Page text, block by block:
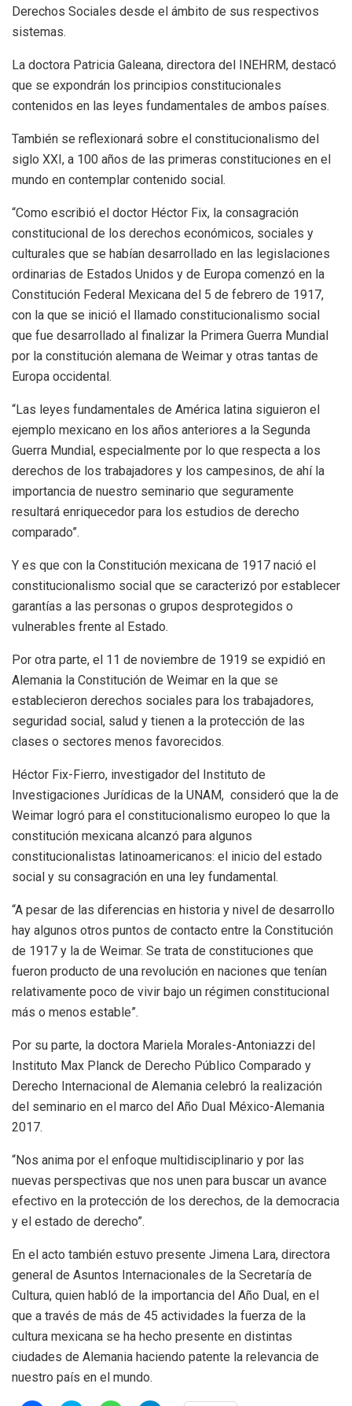
Derechos Sociales desde el ámbito de sus respectivos
sistemas.
La doctora Patricia Galeana, directora del INEHRM, destacó
que se expondrán los principios constitucionales
contenidos en las leyes fundamentales de ambos países.
También se reflexionará sobre el constitucionalismo del
siglo XXI, a 100 años de las primeras constituciones en el
mundo en contemplar contenido social.
“Como escribió el doctor Héctor Fix, la consagración
constitucional de los derechos económicos, sociales y
culturales que se habían desarrollado en las legislaciones
ordinarias de Estados Unidos y de Europa comenzó en la
Constitución Federal Mexicana del 5 de febrero de 1917,
con la que se inició el llamado constitucionalismo social
que fue desarrollado al finalizar la Primera Guerra Mundial
por la constitución alemana de Weimar y otras tantas de
Europa occidental.
“Las leyes fundamentales de América latina siguieron el
ejemplo mexicano en los años anteriores a la Segunda
Guerra Mundial, especialmente por lo que respecta a los
derechos de los trabajadores y los campesinos, de ahí la
importancia de nuestro seminario que seguramente
resultará enriquecedor para los estudios de derecho
comparado”.
Y es que con la Constitución mexicana de 1917 nació el
constitucionalismo social que se caracterizó por establecer
garantías a las personas o grupos desprotegidos o
vulnerables frente al Estado.
Por otra parte, el 11 de noviembre de 1919 se expidió en
Alemania la Constitución de Weimar en la que se
establecieron derechos sociales para los trabajadores,
seguridad social, salud y tienen a la protección de las
clases o sectores menos favorecidos.
Héctor Fix-Fierro, investigador del Instituto de
Investigaciones Jurídicas de la UNAM, consideró que la de
Weimar logró para el constitucionalismo europeo lo que la
constitución mexicana alcanzó para algunos
constitucionalistas latinoamericanos: el inicio del estado
social y su consagración en una ley fundamental.
“A pesar de las diferencias en historia y nivel de desarrollo
hay algunos otros puntos de contacto entre la Constitución
de 1917 y la de Weimar. Se trata de constituciones que
fueron producto de una revolución en naciones que tenían
relativamente poco de vivir bajo un régimen constitucional
más o menos estable”.
Por su parte, la doctora Mariela Morales-Antoniazzi del
Instituto Max Planck de Derecho Público Comparado y
Derecho Internacional de Alemania celebró la realización
del seminario en el marco del Año Dual México-Alemania
2017.
“Nos anima por el enfoque multidisciplinario y por las
nuevas perspectivas que nos unen para buscar un avance
efectivo en la protección de los derechos, de la democracia
y el estado de derecho”.
En el acto también estuvo presente Jimena Lara, directora
general de Asuntos Internacionales de la Secretaría de
Cultura, quien habló de la importancia del Año Dual, en el
que a través de más de 45 actividades la fuerza de la
cultura mexicana se ha hecho presente en distintas
ciudades de Alemania haciendo patente la relevancia de
nuestro país en el mundo.